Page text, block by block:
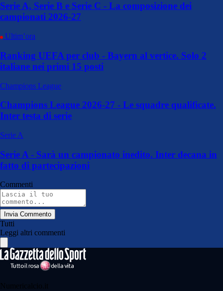
Serie A, Serie B e Serie C - La composizione dei
campionati 2026-27
Ultim’ora
Ranking UEFA per club - Bayern al vertice. Solo 2
italiane nei primi 15 posti
Champions League
Champions League 2026-27 - Le squadre qualificate.
Inter testa di serie
Serie A
Serie A - Sarà un campionato inedito. Inter decana in
fatto di partecipazioni
Commenti
Invia Commento
Tutti
Leggi altri commenti
Numericalcio.it